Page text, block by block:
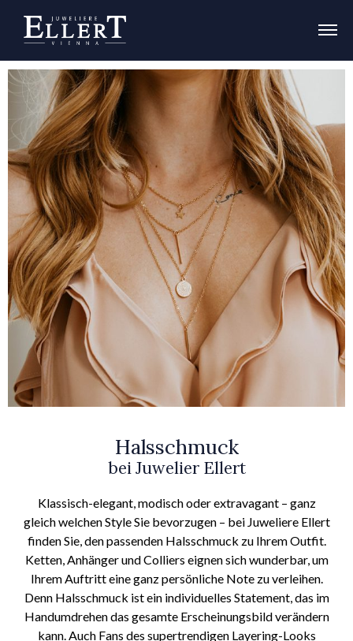
Halsschmuck
bei Juwelier Ellert
Klassisch-elegant, modisch oder extravagant – ganz
gleich welchen Style Sie bevorzugen – bei Juweliere Ellert
finden Sie, den passenden Halsschmuck zu Ihrem Outfit.
Ketten, Anhänger und Colliers eignen sich wunderbar, um
Ihrem Auftritt eine ganz persönliche Note zu verleihen.
Denn Halsschmuck ist ein individuelles Statement, das im
Handumdrehen das gesamte Erscheinungsbild verändern
kann. Auch Fans des supertrendigen Layering-Looks